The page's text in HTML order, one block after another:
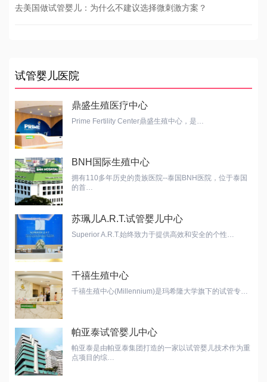
去美国做试管婴儿：为什么不建议选择微刺激方案？
试管婴儿医院
鼎盛生殖医疗中心
Prime Fertility Center鼎盛生殖中心，是…
BNH国际生殖中心
拥有110多年历史的贵族医院--泰国BNH医院，位于泰国
的首…
苏珮儿A.R.T.试管婴儿中心
Superior A.R.T.始终致力于提供高效和安全的个性…
千禧生殖中心
千禧生殖中心(Millennium)是玛希隆大学旗下的试管专…
帕亚泰试管婴儿中心
帕亚泰是由帕亚泰集团打造的一家以试管婴儿技术作为重
点项目的综…